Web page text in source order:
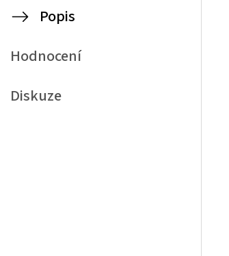
Popis
Hodnocení
Diskuze